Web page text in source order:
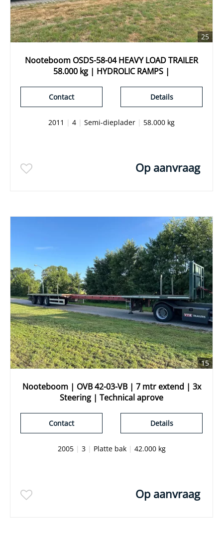
25
Nooteboom OSDS-58-04 HEAVY LOAD TRAILER
58.000 kg | HYDROLIC RAMPS |
Details
Contact
2011 | 4 | Semi-dieplader | 58.000 kg
Op aanvraag
15
Nooteboom | OVB 42-03-VB | 7 mtr extend | 3x
Steering | Technical aprove
Details
Contact
2005| 3| Platte bak| 42.000 kg
Op aanvraag